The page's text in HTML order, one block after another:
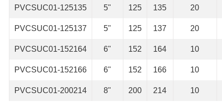
PVCSUC01-125135 5" 125 135 20
PVCSUC01-125137 5" 125 137 20
PVCSUC01-152164 6" 152 164 10
PVCSUC01-152166 6" 152 166 10
PVCSUC01-200214 8" 200 214 10